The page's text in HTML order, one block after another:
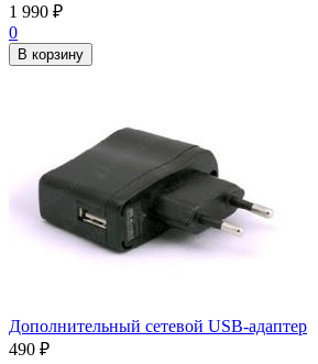
1 990 ₽
0
В корзину
Дополнительный сетевой USB-адаптер
490 ₽